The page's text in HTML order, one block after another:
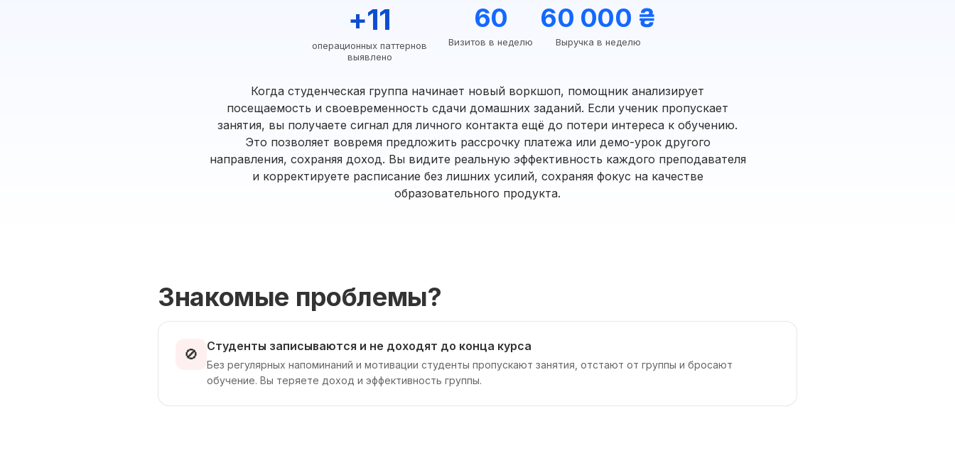
+11
операционных паттернов
выявлено
60
Визитов в неделю
60 000 ₴
Выручка в неделю
Когда студенческая группа начинает новый воркшоп, помощник анализирует
посещаемость и своевременность сдачи домашних заданий. Если ученик пропускает
занятия, вы получаете сигнал для личного контакта ещё до потери интереса к обучению.
Это позволяет вовремя предложить рассрочку платежа или демо-урок другого
направления, сохраняя доход. Вы видите реальную эффективность каждого преподавателя
и корректируете расписание без лишних усилий, сохраняя фокус на качестве
образовательного продукта.
Знакомые проблемы?
🚫 Студенты записываются и не доходят до конца курса
Без регулярных напоминаний и мотивации студенты пропускают занятия, отстают от группы и бросают
обучение. Вы теряете доход и эффективность группы.